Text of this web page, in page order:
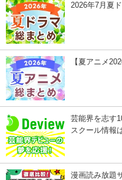
2026年7月夏
【夏アニメ
芸能界を志す
スクール情報
漫画読み放題